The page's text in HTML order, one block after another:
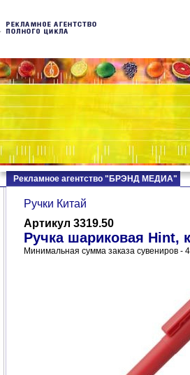
Рекламное агентство "БРЭНД МЕДИА"
Ручки Китай
Артикул 3319.50
Ручка шариковая Hint,
Минимальная сумма заказа сувениров -